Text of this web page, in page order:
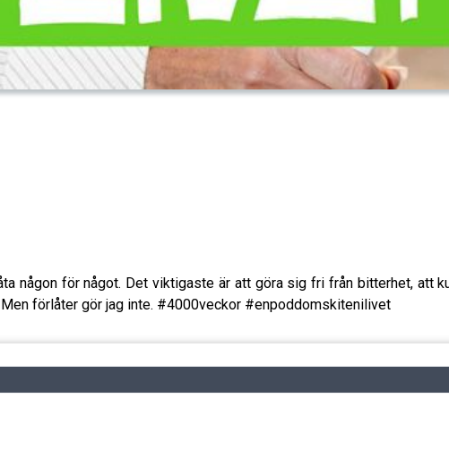
någon för något. Det viktigaste är att göra sig fri från bitterhet, att
förlåter gör jag inte. #4000veckor #enpoddomskitenilivet